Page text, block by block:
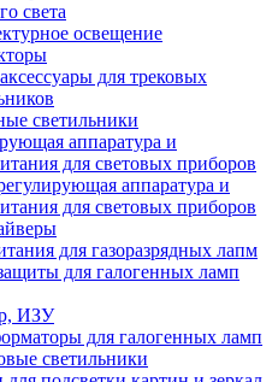
света
освещение
для трековых
светильники
аппаратура и
для световых приборов
аппаратура и
для световых приборов
для газоразрядных лапм
для галогенных ламп
ИЗУ
для галогенных ламп
светильники